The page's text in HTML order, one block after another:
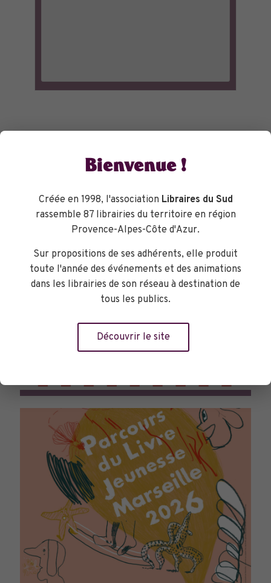
Bienvenue !
Créée en 1998, l'association Libraires du Sud
rassemble 87 librairies du territoire en région
Provence-Alpes-Côte d'Azur.
Sur propositions de ses adhérents, elle produit
toute l'année des événements et des animations
dans les librairies de son réseau à destination de
tous les publics.
Découvrir le site